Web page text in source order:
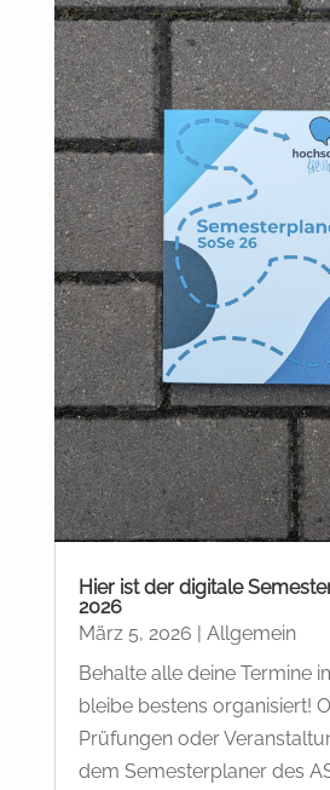
Hier ist der digitale
2026
März 5, 2026 | Allgemein
Behalte alle deine Termine
bleibe bestens organisiert!
Prüfungen oder
dem Semesterplaner des